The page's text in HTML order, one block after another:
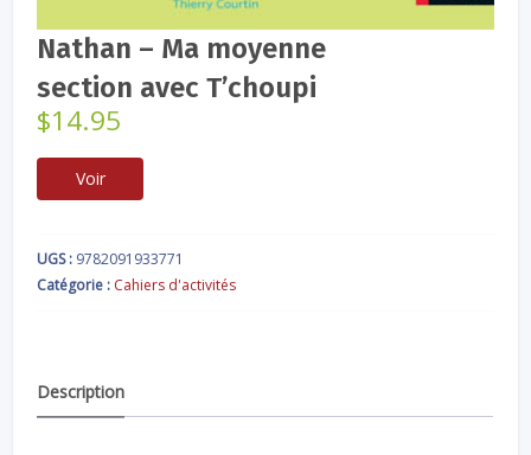
Nathan – Ma moyenne
section avec T’choupi
$14.95
Voir
UGS : 9782091933771
Catégorie : Cahiers d'activités
Description